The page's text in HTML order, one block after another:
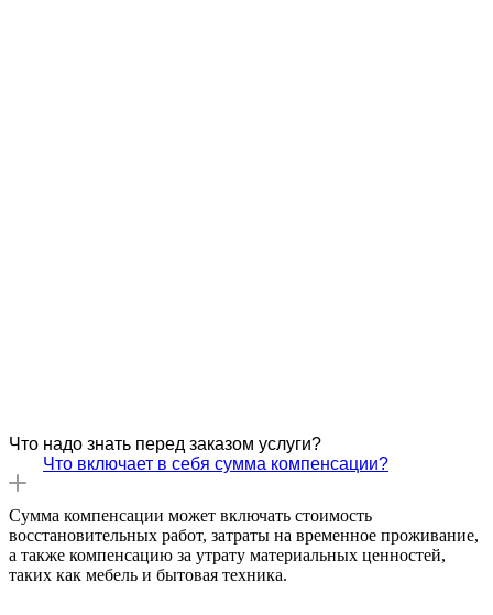
Что надо знать перед заказом услуги?
Что включает в себя сумма компенсации?
Сумма компенсации может включать стоимость
восстановительных работ, затраты на временное проживание,
а также компенсацию за утрату материальных ценностей,
таких как мебель и бытовая техника.